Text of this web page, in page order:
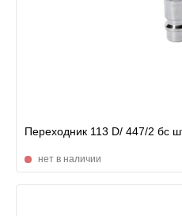
Переходник 113 D/ 447/2 бс
нет в наличии